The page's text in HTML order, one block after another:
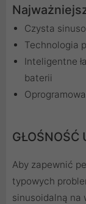
Czysta
Technologia
Inteligentne
baterii
GŁOŚNOŚĆ
Aby zapewnić
typowych
sinusoidalną na